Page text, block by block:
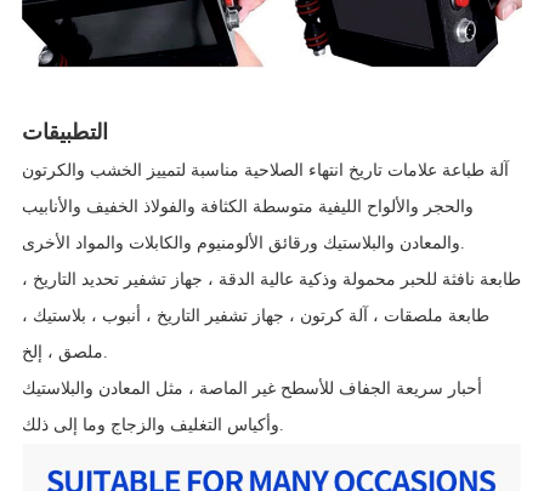
التطبيقات
آلة طباعة علامات تاريخ انتهاء الصلاحية مناسبة لتمييز الخشب والكرتون
والحجر والألواح الليفية متوسطة الكثافة والفولاذ الخفيف والأنابيب
والمعادن والبلاستيك ورقائق الألومنيوم والكابلات والمواد الأخرى.
طابعة نافثة للحبر محمولة وذكية عالية الدقة ، جهاز تشفير تحديد التاريخ ،
طابعة ملصقات ، آلة كرتون ، جهاز تشفير التاريخ ، أنبوب ، بلاستيك ،
ملصق ، إلخ.
أحبار سريعة الجفاف للأسطح غير الماصة ، مثل المعادن والبلاستيك
وأكياس التغليف والزجاج وما إلى ذلك.